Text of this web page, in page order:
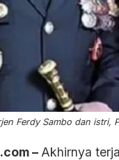
Ferdy Sambo dan istri,
– Akhirnya